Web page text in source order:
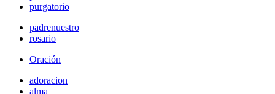
purgatorio
padrenuestro
rosario
Oración
adoracion
alma